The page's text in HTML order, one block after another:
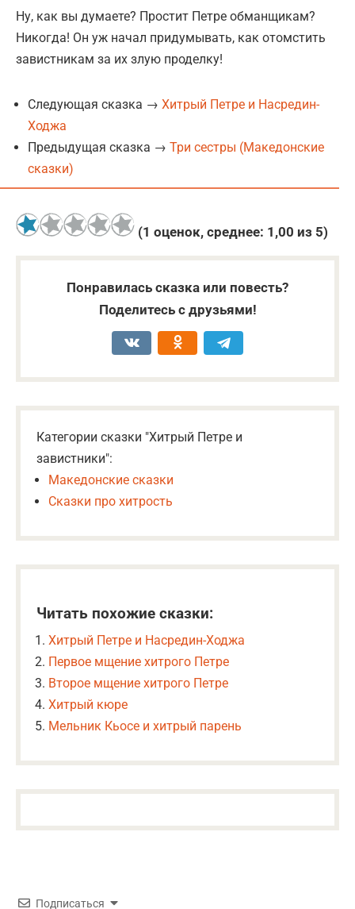
Ну, как вы думаете? Простит Петре обманщикам?
Никогда! Он уж начал придумывать, как отомстить
завистникам за их злую проделку!
Следующая сказка → Хитрый Петре и Насредин-
Ходжа
Предыдущая сказка → Три сестры (Македонские
сказки)
(1 оценок, среднее: 1,00 из 5)
Понравилась сказка или повесть?
Поделитесь с друзьями!
Категории сказки "Хитрый Петре и
завистники":
Македонские сказки
Сказки про хитрость
Читать похожие сказки:
Хитрый Петре и Насредин-Ходжа
Первое мщение хитрого Петре
Второе мщение хитрого Петре
Хитрый кюре
Мельник Кьосе и хитрый парень
Подписаться